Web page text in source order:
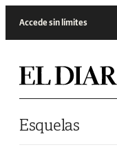
Accede sin límites
Esquelas